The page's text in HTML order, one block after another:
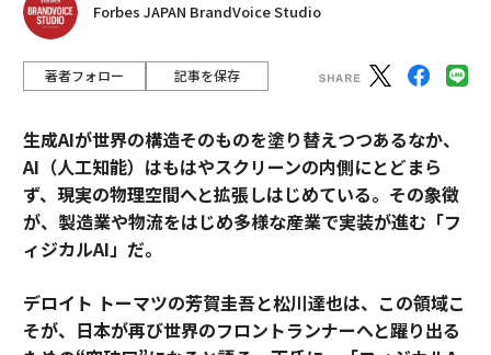
Forbes JAPAN BrandVoice Studio
著者フォロー 記事を保存
生成AIが世界の構造そのものを塗り替えつつあるなか、
AI（人工知能）はもはやスクリーンの内側にとどまら
ず、現実の物理空間へと拡張しはじめている。その象徴
が、製造業や物流をはじめ多様な産業で実装が進む「フ
ィジカルAI」だ。
デロイト トーマツの芳賀圭吾と松川達也は、この領域こ
そが、日本が再び世界のフロントランナーへと躍り出る